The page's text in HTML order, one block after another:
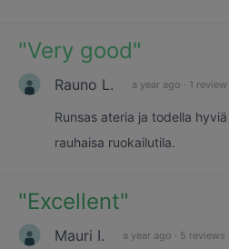
"Very good"
Rauno L. a year ago · 1 review
Runsas ateria ja todella
rauhaisa ruokailutila.
"Excellent"
Mauri I. a year ago · 5 reviews